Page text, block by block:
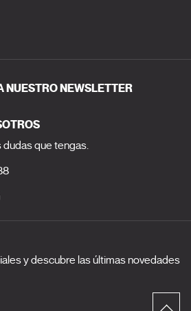
NUESTRO NEWSLETTER
que tengas.
y descubre las últimas novedades